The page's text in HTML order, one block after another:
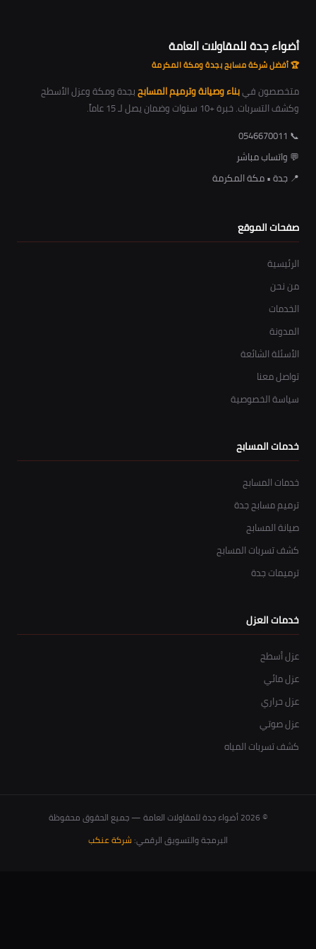
أضواء جدة للمقاولات العامة
🏆 أفضل شركة مسابح بجدة ومكة المكرمة
متخصصون فيبناء وصيانة وترميم المسابحبجدة ومكة وعزل الأسطح
وكشف التسربات. خبرة +10 سنوات وضمان يصل لـ 15 عاماً.
📞 0546670011
💬 واتساب مباشر
📍 جدة • مكة المكرمة
صفحات الموقع
الرئيسية
من نحن
الخدمات
المدونة
الأسئلة الشائعة
تواصل معنا
سياسة الخصوصية
خدمات المسابح
خدمات المسابح
ترميم مسابح جدة
صيانة المسابح
كشف تسربات المسابح
ترميمات جدة
خدمات العزل
عزل أسطح
عزل مائي
عزل حراري
عزل صوتي
كشف تسربات المياه
© 2026 أضواء جدة للمقاولات العامة — جميع الحقوق محفوظة
البرمجة والتسويق الرقمي: شركة عنكب